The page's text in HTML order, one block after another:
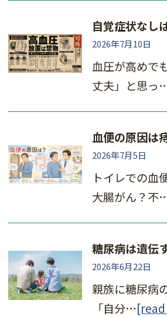
2026年7月10日
血圧が高めで
丈夫」と思っ
2026年7月5日
トイレでの血
大腸がん？不
2026年6月22日
親族に糖尿病
「自分…